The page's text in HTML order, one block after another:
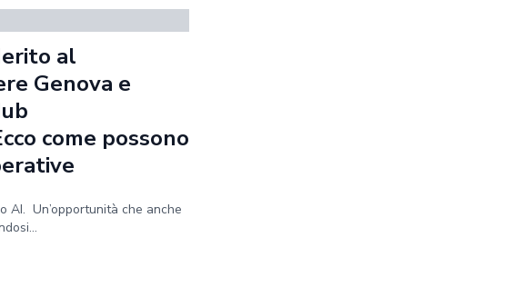
al
Genova e
come possono
AI. Un’opportunità che anche